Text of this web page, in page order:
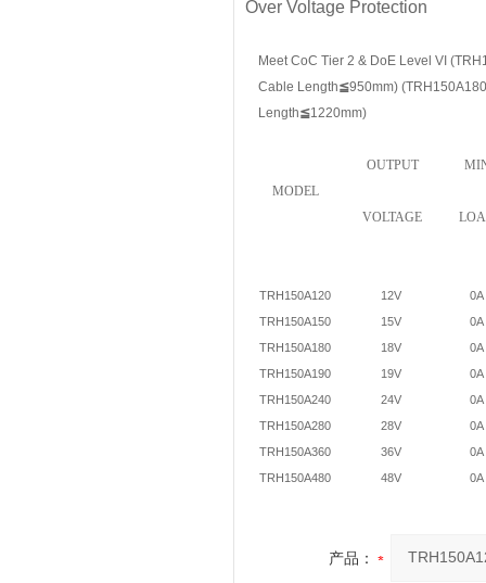
Over Voltage Protection
Meet CoC Tier 2 & DoE Level VI
Cable Length≦950mm)
Length≦1220mm)
OUTPUT
MODEL
VOLTAGE
TRH150A120 12V
0A
TRH150A150
15V
0A
TRH150A180
18V
0A
TRH150A190
19V
0A
TRH150A240
24V
0A
TRH150A280
28V
0A
TRH150A360
36V
0A
TRH150A480
48V 0A
产品：